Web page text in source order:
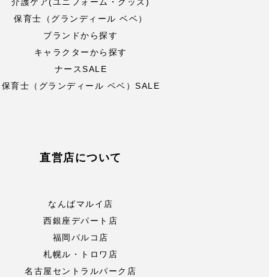
介護ケア(ユニフォーム・グッズ)
保育士（グランディール ベベ）
ブランドから探す
キャラクターから探す
ナースSALE
保育士（グランディール ベベ）SALE
直営店について
なんばマルイ店
西銀座デパート店
福岡パルコ店
札幌ル・トロワ店
名古屋セントラルパーク店